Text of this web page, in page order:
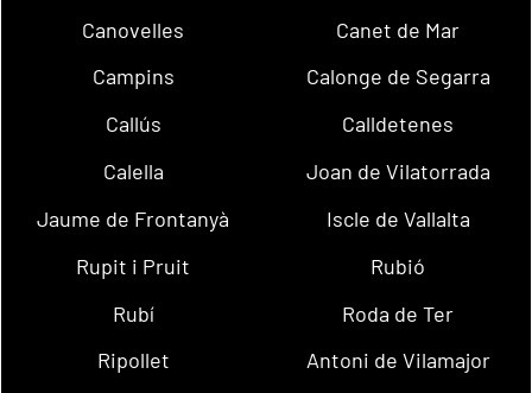
Canovelles
Canet de Mar
Campins
Calonge de Segarra
Callús
Calldetenes
Calella
Joan de Vilatorrada
Jaume de Frontanyà
Iscle de Vallalta
Rupit i Pruit
Rubió
Rubí
Roda de Ter
Ripollet
Antoni de Vilamajor